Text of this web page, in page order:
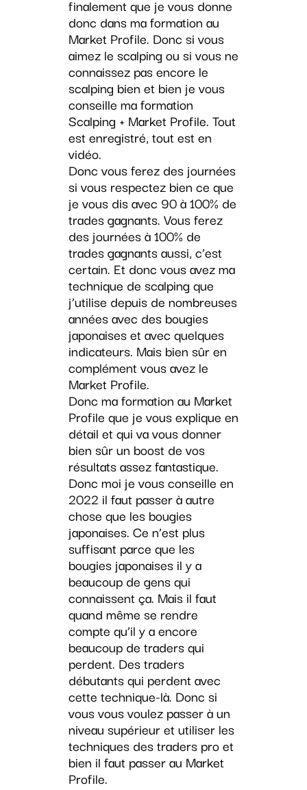
finalement que je vous donne
donc dans ma formation au
Market Profile. Donc si vous
aimez le scalping ou si vous ne
connaissez pas encore le
scalping bien et bien je vous
conseille ma formation
Scalping + Market Profile. Tout
est enregistré, tout est en
vidéo.
Donc vous ferez des journées
si vous respectez bien ce que
je vous dis avec 90 à 100% de
trades gagnants. Vous ferez
des journées à 100% de
trades gagnants aussi, c’est
certain. Et donc vous avez ma
technique de scalping que
j’utilise depuis de nombreuses
années avec des bougies
japonaises et avec quelques
indicateurs. Mais bien sûr en
complément vous avez le
Market Profile.
Donc ma formation au Market
Profile que je vous explique en
détail et qui va vous donner
bien sûr un boost de vos
résultats assez fantastique.
Donc moi je vous conseille en
2022 il faut passer à autre
chose que les bougies
japonaises. Ce n’est plus
suffisant parce que les
bougies japonaises il y a
beaucoup de gens qui
connaissent ça. Mais il faut
quand même se rendre
compte qu’il y a encore
beaucoup de traders qui
perdent. Des traders
débutants qui perdent avec
cette technique-là. Donc si
vous vous voulez passer à un
niveau supérieur et utiliser les
techniques des traders pro et
bien il faut passer au Market
Profile.